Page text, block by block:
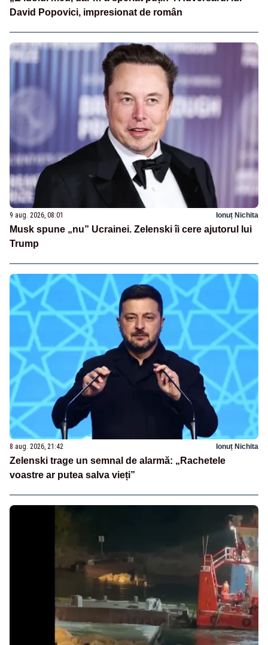
David Popovici, impresionat de român
9 aug. 2026, 08:01 Ionuț Nichita
Musk spune „nu” Ucrainei. Zelenski îi cere ajutorul lui
Trump
8 aug. 2026, 21:42 Ionuț Nichita
Zelenski trage un semnal de alarmă: „Rachetele
voastre ar putea salva vieți”